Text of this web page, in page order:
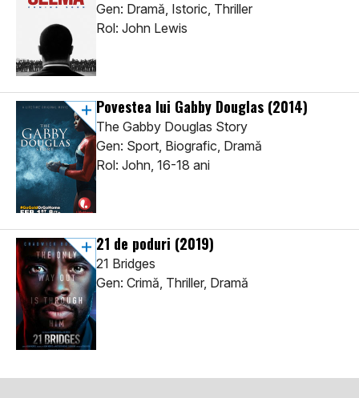
Gen: Dramă, Istoric, Thriller
Rol: John Lewis
Povestea lui Gabby Douglas (2014)
The Gabby Douglas Story
Gen: Sport, Biografic, Dramă
Rol: John, 16-18 ani
21 de poduri (2019)
21 Bridges
Gen: Crimă, Thriller, Dramă